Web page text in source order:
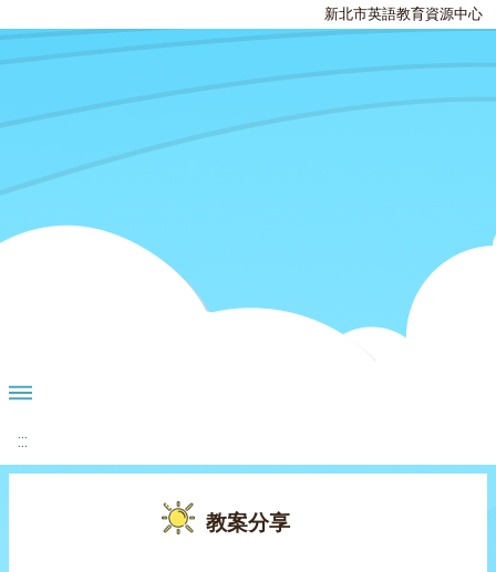
新北市英語教育資源中心
:::
教案分享